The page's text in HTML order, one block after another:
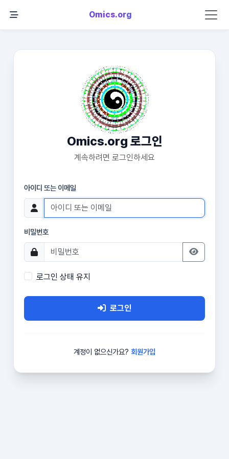
Omics.org
Omics.org 로그인
계속하려면 로그인하세요
아이디 또는 이메일
비밀번호
로그인 상태 유지
로그인
계정이 없으신가요? 회원가입